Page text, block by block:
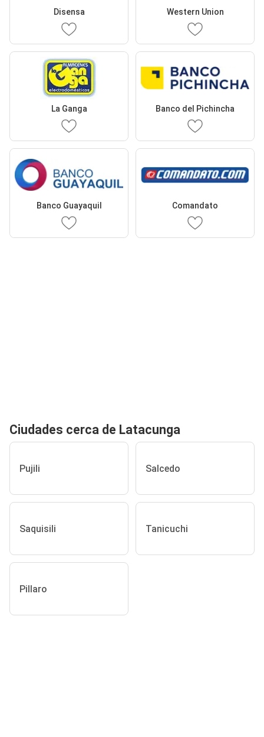
Disensa Western Union
La Ganga Banco del Pichincha
Banco Guayaquil Comandato
Ciudades cerca de Latacunga
Pujili Salcedo
Saquisili Tanicuchi
Pillaro